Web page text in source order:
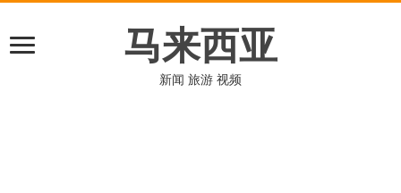
马来西亚
新闻 旅游 视频